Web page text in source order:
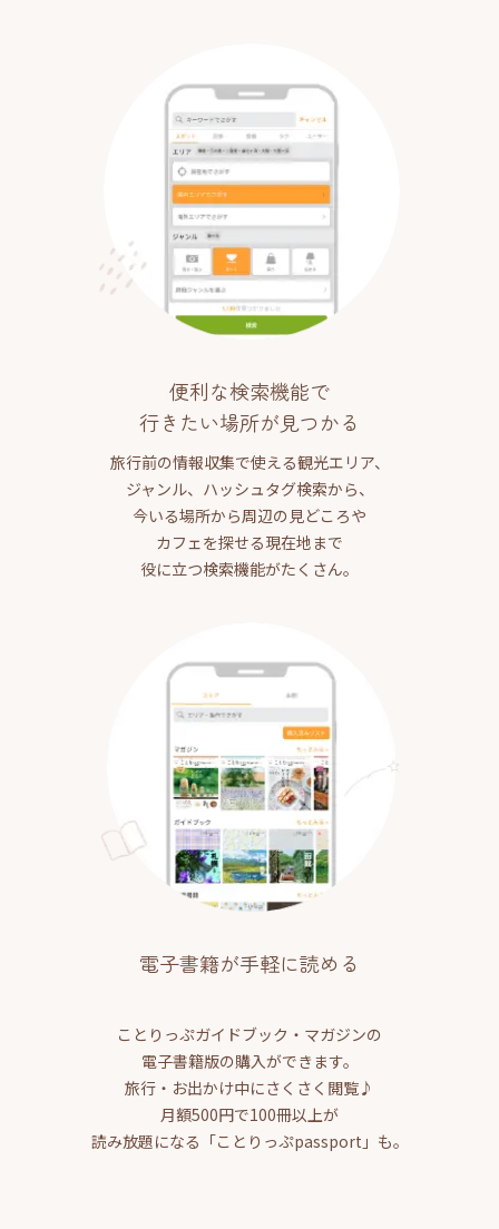
便利な検索機能で
行きたい場所が見つかる
旅行前の情報収集で使える観光エリア、
ジャンル、ハッシュタグ検索から、
今いる場所から周辺の見どころや
カフェを探せる現在地まで
役に立つ検索機能がたくさん。
電子書籍が手軽に読める
ことりっぷガイドブック・マガジンの
電子書籍版の購入ができます。
旅行・お出かけ中にさくさく閲覧♪
月額500円で100冊以上が
読み放題になる「ことりっぷpassport」も。